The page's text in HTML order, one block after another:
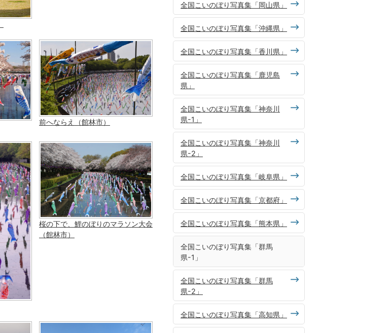
前へならえ（館林市）
桜の下で、鯉のぼりのマラソン大会
（館林市）
全国こいのぼり写真集「岡山県」
全国こいのぼり写真集「沖縄県」
全国こいのぼり写真集「香川県」
全国こいのぼり写真集「鹿児島
県」
全国こいのぼり写真集「神奈川
県-1」
全国こいのぼり写真集「神奈川
県-2」
全国こいのぼり写真集「岐阜県」
全国こいのぼり写真集「京都府」
全国こいのぼり写真集「熊本県」
全国こいのぼり写真集「群馬
県-1」
全国こいのぼり写真集「群馬
県-2」
全国こいのぼり写真集「高知県」